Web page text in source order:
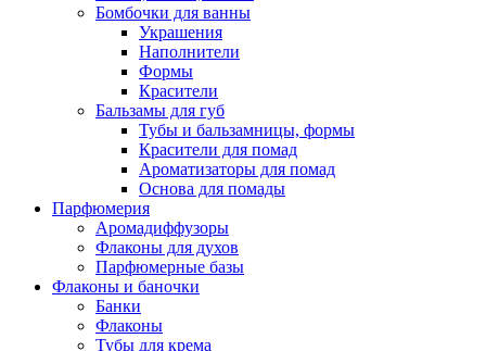
Бомбочки для ванны
Украшения
Наполнители
Формы
Красители
Бальзамы для губ
Тубы и бальзамницы, формы
Красители для помад
Ароматизаторы для помад
Основа для помады
Парфюмерия
Аромадиффузоры
Флаконы для духов
Парфюмерные базы
Флаконы и баночки
Банки
Флаконы
Тубы для крема